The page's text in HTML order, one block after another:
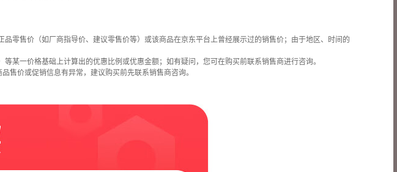
零售价（如厂商指导价、建议零售价等）或该商品在京东平台上曾经展示过的销售价；由于地区、时间的
某一价格基础上计算出的优惠比例或优惠金额；如有疑问，您可在购买前联系销售商进行咨询。
售价或促销信息有异常，建议购买前先联系销售商咨询。